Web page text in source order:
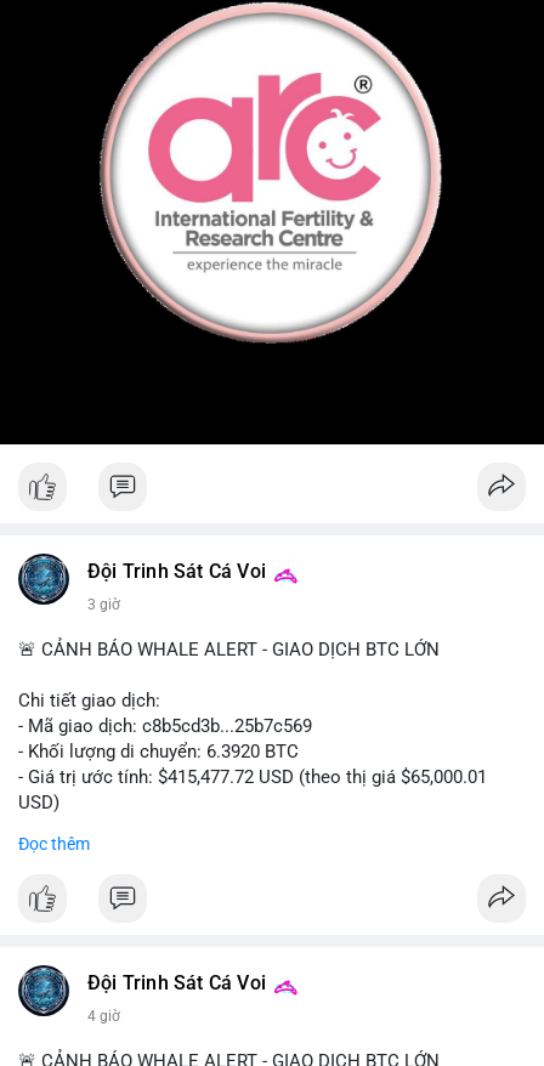
Đội Trinh Sát Cá Voi
3 giờ
🚨 CẢNH BÁO WHALE ALERT - GIAO DỊCH BTC LỚN
Chi tiết giao dịch:
- Mã giao dịch: c8b5cd3b...25b7c569
- Khối lượng di chuyển: 6.3920 BTC
- Giá trị ước tính: $415,477.72 USD (theo thị giá $65,000.01
USD)
nghìn USD được xác nhận trong mempool, mức chuyển động
khả năng là cá voi tái phân bổ tài sản giữa các ví nóng hoặc
chuẩn bị thanh khoản cho chiến lược giao dịch ngắn hạn. Nếu
bán có thể hình thành. Ngược lại, nếu BTC được chuyển sang
Đọc thêm
Đội Trinh Sát Cá Voi
4 giờ
🚨 CẢNH BÁO WHALE ALERT - GIAO DỊCH BTC LỚN